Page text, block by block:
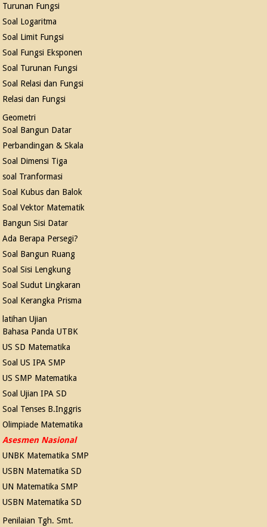
Turunan Fungsi
Soal Logaritma
Soal Limit Fungsi
Soal Fungsi Eksponen
Soal Turunan Fungsi
Soal Relasi dan Fungsi
Relasi dan Fungsi
Geometri
Soal Bangun Datar
Perbandingan & Skala
Soal Dimensi Tiga
soal Tranformasi
Soal Kubus dan Balok
Soal Vektor Matematik
Bangun Sisi Datar
Ada Berapa Persegi?
Soal Bangun Ruang
Soal Sisi Lengkung
Soal Sudut Lingkaran
Soal Kerangka Prisma
latihan Ujian
Bahasa Panda UTBK
US SD Matematika
Soal US IPA SMP
US SMP Matematika
Soal Ujian IPA SD
Soal Tenses B.Inggris
Olimpiade Matematika
Asesmen Nasional
UNBK Matematika SMP
USBN Matematika SD
UN Matematika SMP
USBN Matematika SD
Penilaian Tgh. Smt.